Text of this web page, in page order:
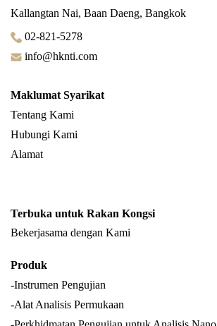
Kallangtan Nai, Baan Daeng, Bangkok
02-821-5278
info@hknti.com
Maklumat Syarikat
Tentang Kami
Hubungi Kami
Alamat
Terbuka untuk Rakan Kongsi
Bekerjasama dengan Kami
Produk
-Instrumen Pengujian
-Alat Analisis Permukaan